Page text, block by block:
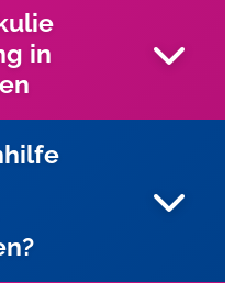
und Umgebung bieten
zu Hause an.
in
Lese-
Dyskalkulie wird
angeboten. In der